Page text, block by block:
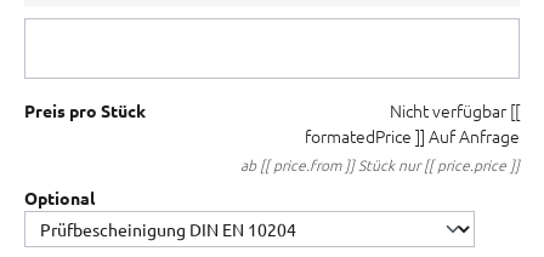
Preis pro Stück Nicht verfügbar [[
formatedPrice ]] Auf Anfrage
ab [[ price.from ]] Stück nur [[ price.price ]]
Optional